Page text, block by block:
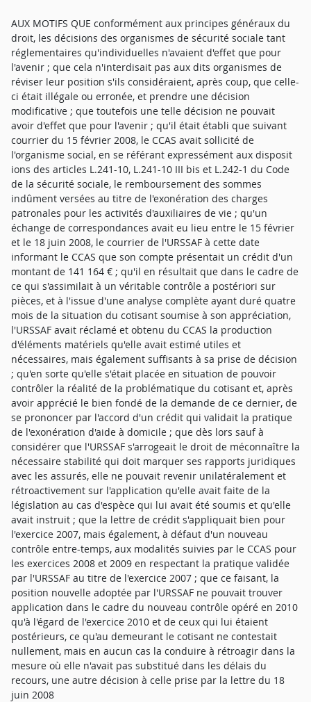
AUX MOTIFS QUE conformément aux principes généraux du
droit, les décisions des organismes de sécurité sociale tant
réglementaires qu'individuelles n'avaient d'effet que pour
l'avenir ; que cela n'interdisait pas aux dits organismes de
réviser leur position s'ils considéraient, après coup, que celle-
ci était illégale ou erronée, et prendre une décision
modificative ; que toutefois une telle décision ne pouvait
avoir d'effet que pour l'avenir ; qu'il était établi que suivant
courrier du 15 février 2008, le CCAS avait sollicité de
l'organisme social, en se référant expressément aux disposit
ions des articles L.241-10, L.241-10 III bis et L.242-1 du Code
de la sécurité sociale, le remboursement des sommes
indûment versées au titre de l'exonération des charges
patronales pour les activités d'auxiliaires de vie ; qu'un
échange de correspondances avait eu lieu entre le 15 février
et le 18 juin 2008, le courrier de l'URSSAF à cette date
informant le CCAS que son compte présentait un crédit d'un
montant de 141 164 € ; qu'il en résultait que dans le cadre de
ce qui s'assimilait à un véritable contrôle a postériori sur
pièces, et à l'issue d'une analyse complète ayant duré quatre
mois de la situation du cotisant soumise à son appréciation,
l'URSSAF avait réclamé et obtenu du CCAS la production
d'éléments matériels qu'elle avait estimé utiles et
nécessaires, mais également suffisants à sa prise de décision
; qu'en sorte qu'elle s'était placée en situation de pouvoir
contrôler la réalité de la problématique du cotisant et, après
avoir apprécié le bien fondé de la demande de ce dernier, de
se prononcer par l'accord d'un crédit qui validait la pratique
de l'exonération d'aide à domicile ; que dès lors sauf à
considérer que l'URSSAF s'arrogeait le droit de méconnaître la
nécessaire stabilité qui doit marquer ses rapports juridiques
avec les assurés, elle ne pouvait revenir unilatéralement et
rétroactivement sur l'application qu'elle avait faite de la
législation au cas d'espèce qui lui avait été soumis et qu'elle
avait instruit ; que la lettre de crédit s'appliquait bien pour
l'exercice 2007, mais également, à défaut d'un nouveau
contrôle entre-temps, aux modalités suivies par le CCAS pour
les exercices 2008 et 2009 en respectant la pratique validée
par l'URSSAF au titre de l'exercice 2007 ; que ce faisant, la
position nouvelle adoptée par l'URSSAF ne pouvait trouver
application dans le cadre du nouveau contrôle opéré en 2010
qu'à l'égard de l'exercice 2010 et de ceux qui lui étaient
postérieurs, ce qu'au demeurant le cotisant ne contestait
nullement, mais en aucun cas la conduire à rétroagir dans la
mesure où elle n'avait pas substitué dans les délais du
recours, une autre décision à celle prise par la lettre du 18
juin 2008